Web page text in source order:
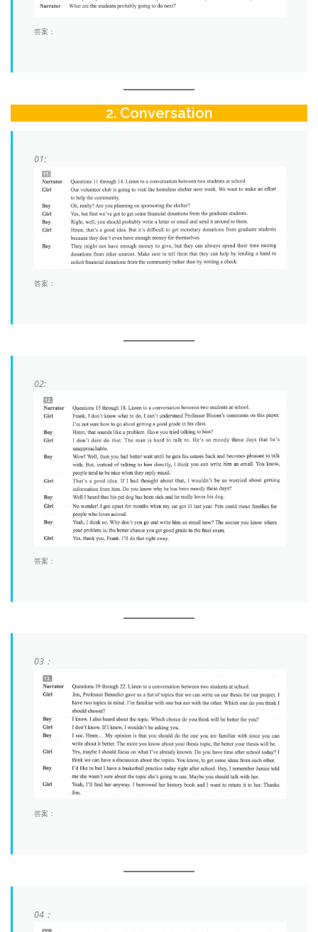
答案：
2. Conversation
01:
答案：
02:
答案：
03：
答案：
04：